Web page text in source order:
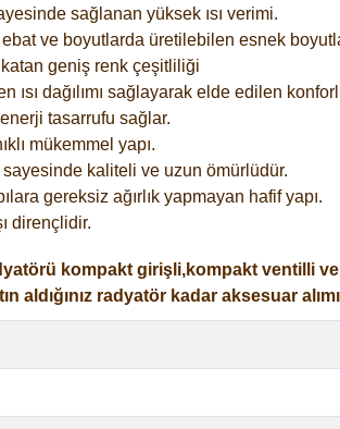
sağlanan yüksek ısı verimi.
ebat ve boyutlarda üretilebilen esnek
geniş renk çeşitliliği
ısı dağılımı sağlayarak elde edilen
tasarrufu sağlar.
mükemmel yapı.
sayesinde kaliteli ve uzun ömürlüdür.
gereksiz ağırlık yapmayan hafif yapı.
dirençlidir.
kompakt girişli,kompakt ventilli
aldığınız radyatör kadar aksesuar